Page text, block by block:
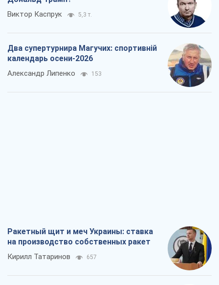
Виктор Каспрук 5,3 т.
Два супертурнира Магучих: спортивній
календарь осени-2026
Александр Липенко 153
Ракетный щит и меч Украины: ставка
на производство собственных ракет
Кирилл Татаринов 657